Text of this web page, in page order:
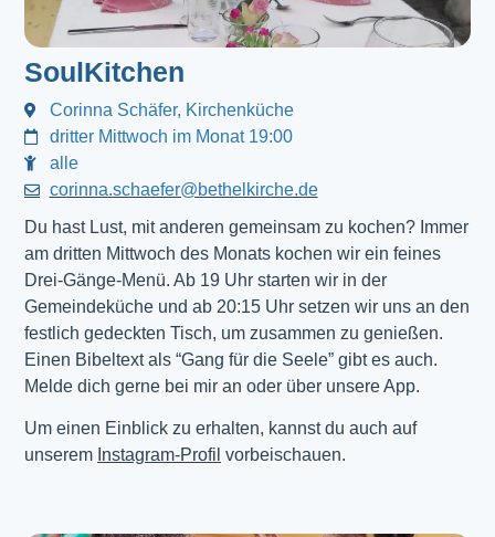
SoulKitchen
Corinna Schäfer, Kirchenküche
dritter Mittwoch im Monat 19:00
alle
corinna.schaefer@bethelkirche.de
Du hast Lust, mit anderen gemeinsam zu kochen? Immer
am dritten Mittwoch des Monats kochen wir ein feines
Drei-Gänge-Menü. Ab 19 Uhr starten wir in der
Gemeindeküche und ab 20:15 Uhr setzen wir uns an den
festlich gedeckten Tisch, um zusammen zu genießen.
Einen Bibeltext als “Gang für die Seele” gibt es auch.
Melde dich gerne bei mir an oder über unsere App.
Um einen Einblick zu erhalten, kannst du auch auf
unserem Instagram-Profil vorbeischauen.